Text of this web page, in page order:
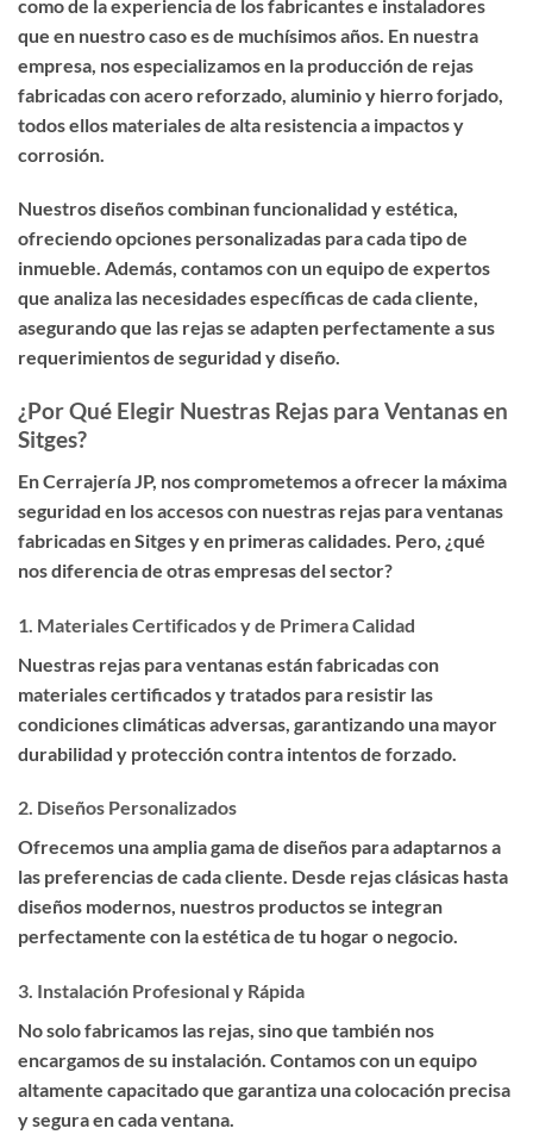
como de la experiencia de los fabricantes e instaladores
que en nuestro caso es de muchísimos años. En nuestra
empresa, nos especializamos en la producción de rejas
fabricadas con acero reforzado, aluminio y hierro forjado,
todos ellos materiales de alta resistencia a impactos y
corrosión.
Nuestros diseños combinan funcionalidad y estética,
ofreciendo opciones personalizadas para cada tipo de
inmueble. Además, contamos con un equipo de expertos
que analiza las necesidades específicas de cada cliente,
asegurando que las rejas se adapten perfectamente a sus
requerimientos de seguridad y diseño.
¿Por Qué Elegir Nuestras Rejas para Ventanas en
Sitges?
En Cerrajería JP, nos comprometemos a ofrecer la máxima
seguridad en los accesos con nuestras rejas para ventanas
fabricadas en Sitges y en primeras calidades . Pero, ¿qué
nos diferencia de otras empresas del sector?
1. Materiales Certificados y de Primera Calidad
Nuestras rejas para ventanas están fabricadas con
materiales certificados y tratados para resistir las
condiciones climáticas adversas, garantizando una mayor
durabilidad y protección contra intentos de forzado.
2. Diseños Personalizados
Ofrecemos una amplia gama de diseños para adaptarnos a
las preferencias de cada cliente. Desde rejas clásicas hasta
diseños modernos, nuestros productos se integran
perfectamente con la estética de tu hogar o negocio.
3. Instalación Profesional y Rápida
No solo fabricamos las rejas, sino que también nos
encargamos de su instalación. Contamos con un equipo
altamente capacitado que garantiza una colocación precisa
y segura en cada ventana.